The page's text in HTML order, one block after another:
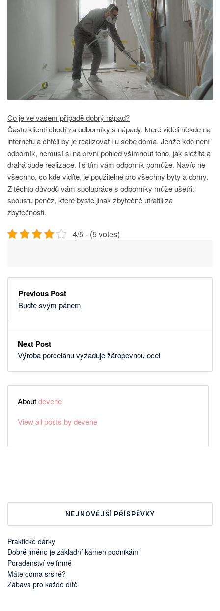
Co je ve vašem případě dobrý nápad?
Často klienti chodí za odborníky s nápady, které viděli někde na
internetu a chtěli by je realizovat i u sebe doma. Jenže kdo není
odborník, nemusí si na první pohled všimnout toho, jak složitá a
drahá bude realizace. I s tím vám odborník pomůže. Navíc ne
všechno, co kde vidíte, je použitelné pro všechny byty a domy.
Z těchto důvodů vám spolupráce s odborníky může ušetřit
spoustu peněz, které byste jinak zbytečně utratili za
zbytečnosti.
4/5 - (5 votes)
Previous Post
Buďte svým pánem
Next Post
Výroba porcelánu vyžaduje žáropevnou ocel
Aboutdevene
View all posts by devene
NEJNOVĚJŠÍ PŘÍSPĚVKY
Praktické dárky
Dobré jméno je základní kámen podnikání
Poradenství ve firmě
Máte doma sršně?
Zábava pro každé dítě